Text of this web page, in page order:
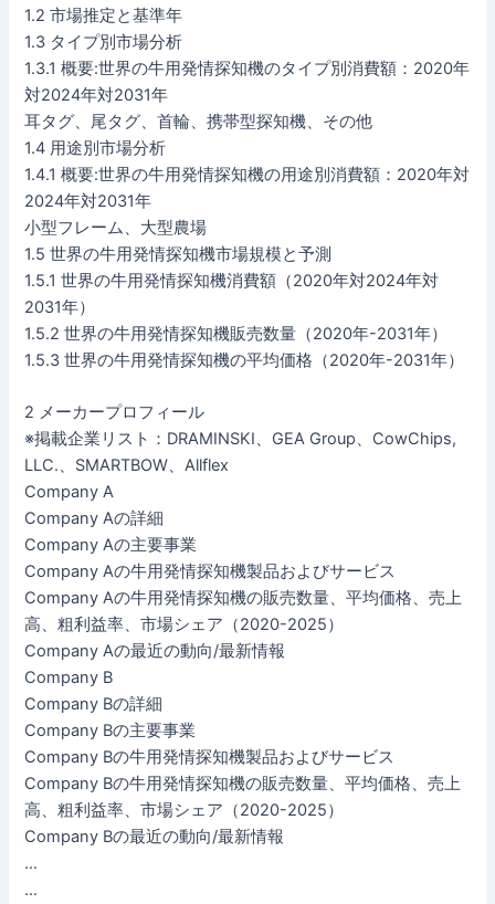
1.2 市場推定と基準年
1.3 タイプ別市場分析
1.3.1 概要:世界の牛用発情探知機のタイプ別消費額：2020年
対2024年対2031年
耳タグ、尾タグ、首輪、携帯型探知機、その他
1.4 用途別市場分析
1.4.1 概要:世界の牛用発情探知機の用途別消費額：2020年対
2024年対2031年
小型フレーム、大型農場
1.5 世界の牛用発情探知機市場規模と予測
1.5.1 世界の牛用発情探知機消費額（2020年対2024年対
2031年）
1.5.2 世界の牛用発情探知機販売数量（2020年-2031年）
1.5.3 世界の牛用発情探知機の平均価格（2020年-2031年）
2 メーカープロフィール
※掲載企業リスト：DRAMINSKI、GEA Group、CowChips,
LLC.、SMARTBOW、Allflex
Company A
Company Aの詳細
Company Aの主要事業
Company Aの牛用発情探知機製品およびサービス
Company Aの牛用発情探知機の販売数量、平均価格、売上
高、粗利益率、市場シェア（2020-2025）
Company Aの最近の動向/最新情報
Company B
Company Bの詳細
Company Bの主要事業
Company Bの牛用発情探知機製品およびサービス
Company Bの牛用発情探知機の販売数量、平均価格、売上
高、粗利益率、市場シェア（2020-2025）
Company Bの最近の動向/最新情報
…
…